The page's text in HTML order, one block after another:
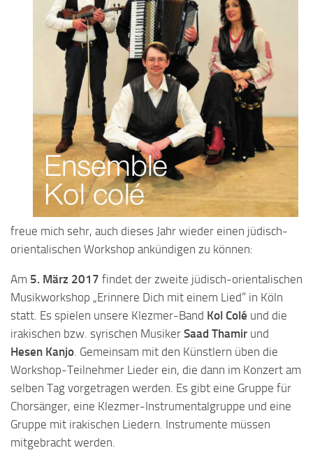
freue mich sehr, auch dieses Jahr wieder einen jüdisch-
orientalischen Workshop ankündigen zu können:
Am 5. März 2017 findet der zweite jüdisch-orientalischen
Musikworkshop „Erinnere Dich mit einem Lied“ in Köln
statt. Es spielen unsere Klezmer-Band Kol Colé und die
irakischen bzw. syrischen Musiker Saad Thamir und
Hesen Kanjo . Gemeinsam mit den Künstlern üben die
Workshop-Teilnehmer Lieder ein, die dann im Konzert am
selben Tag vorgetragen werden. Es gibt eine Gruppe für
Chorsänger, eine Klezmer-Instrumentalgruppe und eine
Gruppe mit irakischen Liedern. Instrumente müssen
mitgebracht werden.